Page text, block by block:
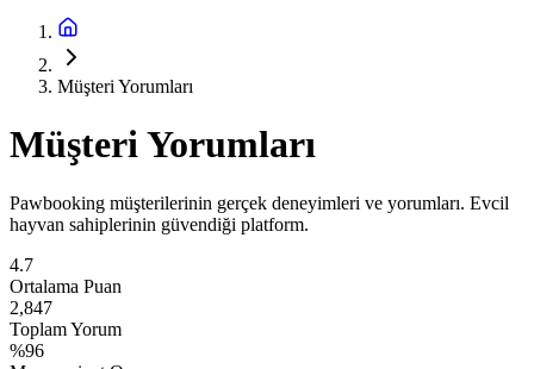
Müşteri Yorumları
Müşteri Yorumları
Pawbooking müşterilerinin gerçek deneyimleri ve yorumları. Evcil
hayvan sahiplerinin güvendiği platform.
4.7
Ortalama Puan
2,847
Toplam Yorum
%96